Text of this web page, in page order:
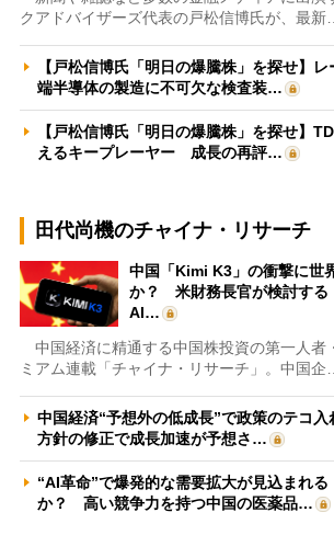
クアドバイザーズ代表の戸松信博氏が、最新…
【戸松信博氏「明日の爆騰株」を探せ】
端半導体の製造に不可欠な検査装…
【戸松信博氏「明日の爆騰株」を探せ】
えるキープレーヤー 成長の再評…
田代尚機のチャイナ・リサーチ
中国「Kimi K3」の衝撃に世
か？ 米財務長官が検討する
AI…
中国経済に精通する中国株投資の第一人者
ミアム連載「チャイナ・リサーチ」。中国企…
中国経済“予想外の低成長”で政策のテコ
方針の修正で成長加速が予想さ…
“AI革命”で爆発的な需要拡大が見込まれる
か？ 高い競争力を持つ中国の医薬品…